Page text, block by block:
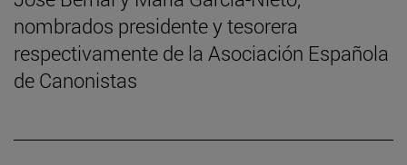
nombrados presidente y tesorera
respectivamente de la Asociación Española
de Canonistas